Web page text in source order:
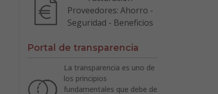
Proveedores: Ahorro -
Seguridad - Beneficios
Portal de transparencia
La transparencia es uno de
los principios
fundamentales que debe de